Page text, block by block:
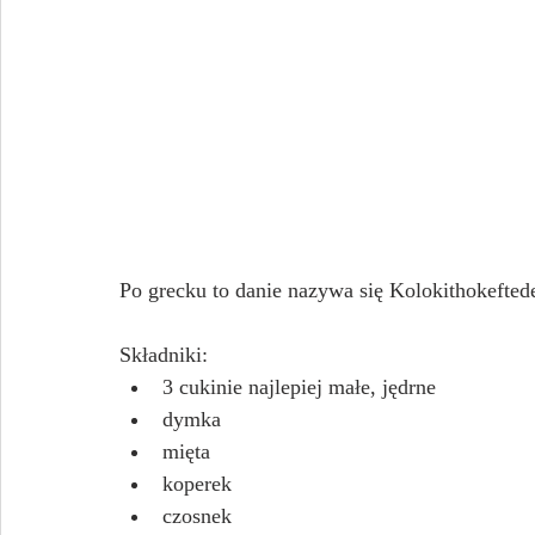
Po grecku to danie nazywa się
Składniki:
3 cukinie najlepiej małe, jędrne
dymka
mięta
koperek
czosnek